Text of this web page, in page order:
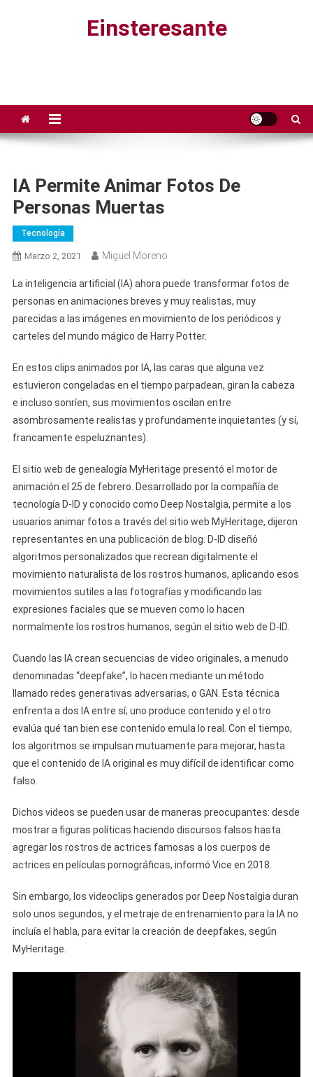
Einsteresante
IA Permite Animar Fotos De
Personas Muertas
Tecnología
Marzo 2, 2021 Miguel Moreno
La inteligencia artificial (IA) ahora puede transformar fotos de
personas en animaciones breves y muy realistas, muy
parecidas a las imágenes en movimiento de los periódicos y
carteles del mundo mágico de Harry Potter.
En estos clips animados por IA, las caras que alguna vez
estuvieron congeladas en el tiempo parpadean, giran la cabeza
e incluso sonríen, sus movimientos oscilan entre
asombrosamente realistas y profundamente inquietantes (y sí,
francamente espeluznantes).
El sitio web de genealogía MyHeritage presentó el motor de
animación el 25 de febrero. Desarrollado por la compañía de
tecnología D-ID y conocido como Deep Nostalgia, permite a los
usuarios animar fotos a través del sitio web MyHeritage, dijeron
representantes en una publicación de blog. D-ID diseñó
algoritmos personalizados que recrean digitalmente el
movimiento naturalista de los rostros humanos, aplicando esos
movimientos sutiles a las fotografías y modificando las
expresiones faciales que se mueven como lo hacen
normalmente los rostros humanos, según el sitio web de D-ID.
Cuando las IA crean secuencias de video originales, a menudo
denominadas “deepfake”, lo hacen mediante un método
llamado redes generativas adversarias, o GAN. Esta técnica
enfrenta a dos IA entre sí; uno produce contenido y el otro
evalúa qué tan bien ese contenido emula lo real. Con el tiempo,
los algoritmos se impulsan mutuamente para mejorar, hasta
que el contenido de IA original es muy difícil de identificar como
falso.
Dichos videos se pueden usar de maneras preocupantes: desde
mostrar a figuras políticas haciendo discursos falsos hasta
agregar los rostros de actrices famosas a los cuerpos de
actrices en películas pornográficas, informó Vice en 2018.
Sin embargo, los videoclips generados por Deep Nostalgia duran
solo unos segundos, y el metraje de entrenamiento para la IA no
incluía el habla, para evitar la creación de deepfakes, según
MyHeritage.